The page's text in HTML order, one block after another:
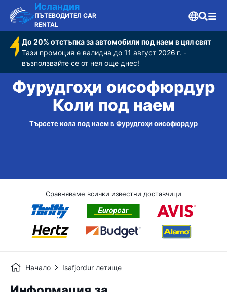
Исландия
ПЪТЕВОДИТЕЛ CAR
RENTAL
До 20% отстъпка за автомобили под наем в цял свят
Тази промоция е валидна до 11 август 2026 г. -
възползвайте се от нея още днес!
Фурудгоҳи оисофюрдур
Коли под наем
Търсете кола под наем в Фурудгоҳи оисофюрдур
Сравняваме всички известни доставчици
Начало Isafjordur летище